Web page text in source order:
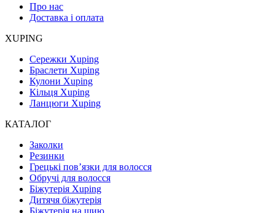
Про нас
Доставка і оплата
XUPING
Сережки Xuping
Браслети Xuping
Кулони Xuping
Кільця Xuping
Ланцюги Xuping
КАТАЛОГ
Заколки
Резинки
Грецькі пов’язки для волосся
Обручі для волосся
Біжутерія Xuping
Дитячя біжутерія
Біжутерія на шию